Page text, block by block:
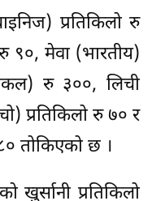
प्रतिकिलो रु
९०, मेवा (भारतीय)
रु ३००, लिची
प्रतिकिलो रु ७० र
तोकिएको छ ।
खुर्सानी प्रतिकिलो